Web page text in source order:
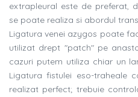
extrapleural este de preferat,
se poate realiza si abordul
Ligatura venei azygos poate
utilizat drept "patch" pe
cazuri putem utiliza chiar un
Ligatura fistulei eso-traheale
realizat perfect; trebuie